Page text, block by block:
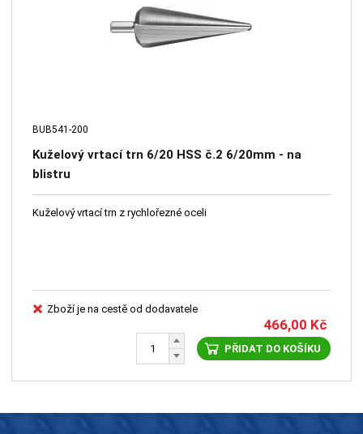
BUB541-200
Kuželový vrtací trn 6/20 HSS č.2 6/20mm - na
blistru
Kuželový vrtací trn z rychlořezné oceli
Zboží je na cestě od dodavatele
466,00 Kč
PŘIDAT DO KOŠÍKU